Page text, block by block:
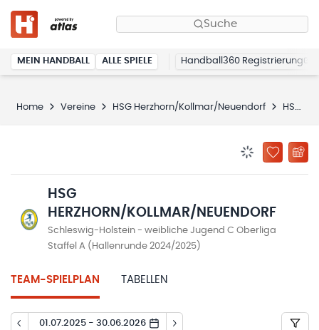
Suche
MEIN HANDBALL ALLE SPIELE Handball360 Registrierung
Home Vereine HSG Herzhorn/Kollmar/Neuendorf HSG Herzhorn/Kollmar/Neuendorf
ZU
HSG
HERZHORN/KOLLMAR/NEUENDORF
Schleswig-Holstein - weibliche Jugend C Oberliga
Staffel A (Hallenrunde 2024/2025)
TEAM-SPIELPLAN TABELLEN
01.07.2025 - 30.06.2026